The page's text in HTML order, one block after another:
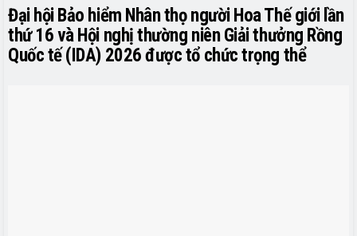
Đại hội Bảo hiểm Nhân thọ người Hoa Thế giới lần
thứ 16 và Hội nghị thường niên Giải thưởng Rồng
Quốc tế (IDA) 2026 được tổ chức trọng thể